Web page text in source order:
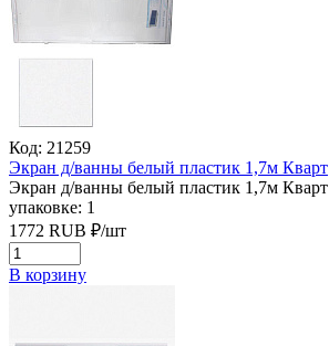
Код: 21259
Экран д/ванны белый пластик 1,7м Кварт
Экран д/ванны белый пластик 1,7м Кварт
упаковке: 1
1772 RUB ₽/шт
В корзину